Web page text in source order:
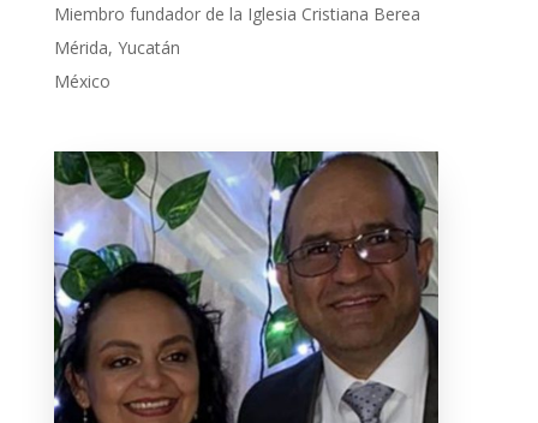
Miembro fundador de la Iglesia Cristiana Berea
Mérida, Yucatán
México